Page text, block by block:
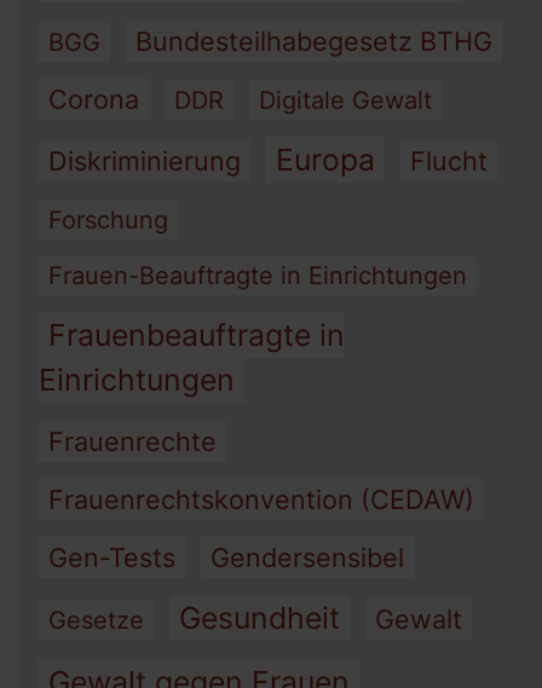
BGG
Bundesteilhabegesetz BTHG
Corona
DDR Digitale Gewalt
Diskriminierung Europa Flucht
Forschung
Frauen-Beauftragte in Einrichtungen
Frauenbeauftragte in
Einrichtungen
Frauenrechte
Frauenrechtskonvention (CEDAW)
Gen-Tests
Gendersensibel
Gesetze Gesundheit Gewalt